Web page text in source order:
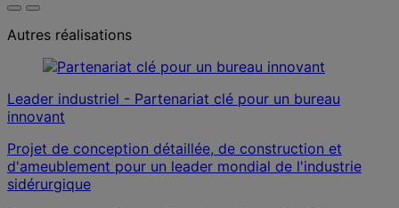
Autres réalisations
Leader industriel - Partenariat clé pour un bureau
innovant
Projet de conception détaillée, de construction et
d'ameublement pour un leader mondial de l'industrie
sidérurgique